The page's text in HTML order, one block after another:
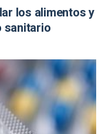
los alimentos y
sanitario